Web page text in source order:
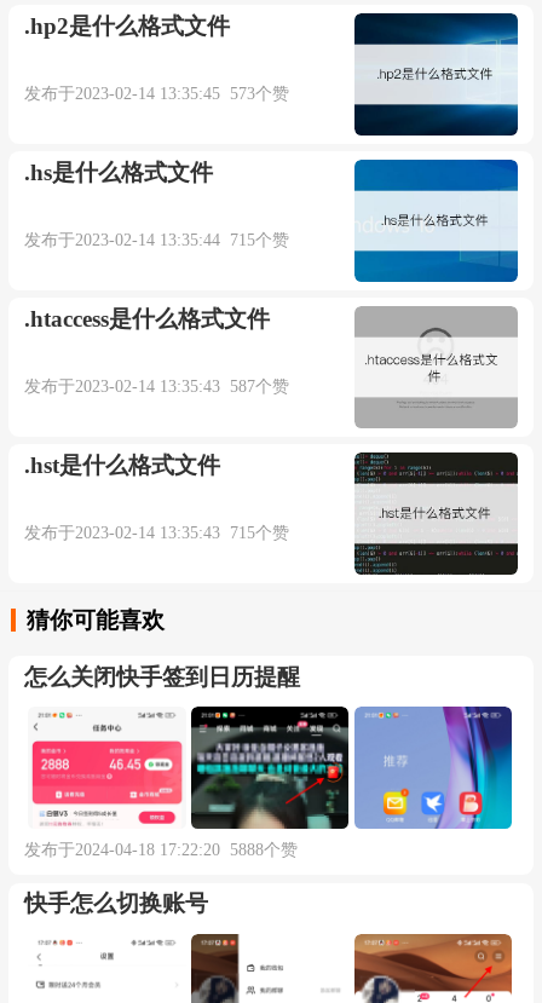
.hp2是什么格式文件
发布于2023-02-14 13:35:45 573个赞
.hs是什么格式文件
发布于2023-02-14 13:35:44 715个赞
.htaccess是什么格式文件
发布于2023-02-14 13:35:43 587个赞
.hst是什么格式文件
发布于2023-02-14 13:35:43 715个赞
猜你可能喜欢
怎么关闭快手签到日历提醒
发布于2024-04-18 17:22:20 5888个赞
快手怎么切换账号